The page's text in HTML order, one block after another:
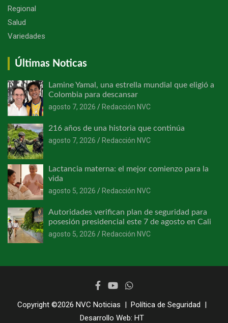
Regional
Salud
Variedades
Últimas Noticas
Lamine Yamal, una estrella mundial que eligió a
Colombia para descansar
agosto 7, 2026
Redacción NVC
216 años de una historia que continúa
agosto 7, 2026
Redacción NVC
Lactancia materna: el mejor comienzo para la
vida
agosto 5, 2026
Redacción NVC
Autoridades verifican plan de seguridad para
posesión presidencial este 7 de agosto en Cali
agosto 5, 2026
Redacción NVC
Copyright ©2026 NVC Noticias
Política de Seguridad
Desarrollo Web: HT